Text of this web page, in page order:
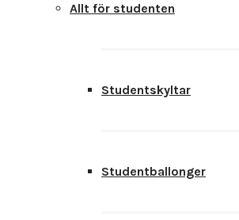
Allt för studenten
Studentskyltar
Studentballonger